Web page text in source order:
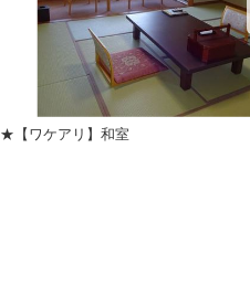
★【ワケアリ】和室